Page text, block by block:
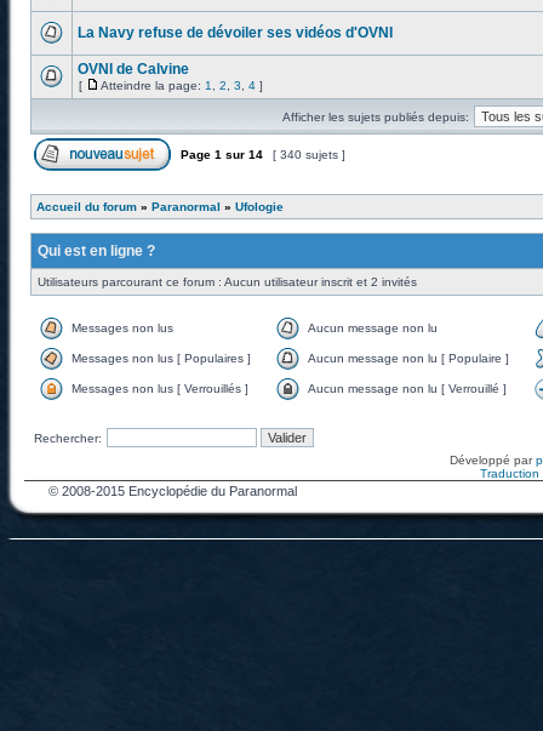
La Navy refuse de dévoiler ses vidéos d'OVNI
OVNI de Calvine
[ Atteindre la page: 1 2 3 4 ]
Afficher les sujets publiés depuis:
Page 1 sur 14 [ 340 sujets ]
Accueil du forum » Paranormal » Ufologie
Qui est en ligne ?
Utilisateurs parcourant ce forum : Aucun utilisateur inscrit et 2 invités
Messages non lus Aucun message non lu
Messages non lus [ Populaires ] Aucun message non lu [ Populaire ]
Messages non lus [ Verrouillés ] Aucun message non lu [ Verrouillé ]
Rechercher:
Développé par
Traduction
© 2008-2015 Encyclopédie du Paranormal